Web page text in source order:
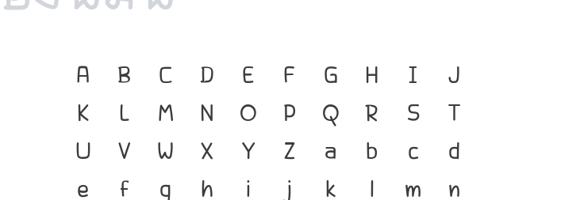
A B C D E F G H I
J
K
L M N O P Q R S
T
U
V W X Y Z a b c
d
e
f g h i j k l m
n
ภาษา คือ เครื่องมือสำคัญที่ทำให้ความเป็น
ชาติดำรงอยู่ได้ ภาษา คือ สะพานเชื่อมตัว
ตนของชนชาติ จากอดีตสู่ปัจจุบัน ตัวพิมพ์
คือ เครื่องมือสำคัญที่ทำให้ภาษาดำรงอยู่ได้